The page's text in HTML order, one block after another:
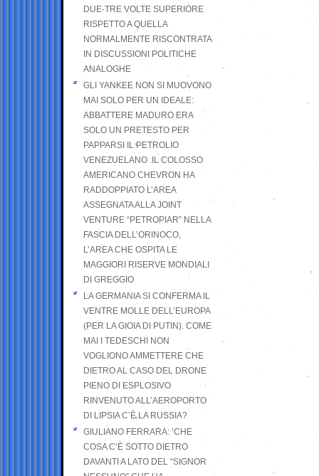
DUE-TRE VOLTE SUPERIORE
RISPETTO A QUELLA
NORMALMENTE RISCONTRATA
IN DISCUSSIONI POLITICHE
ANALOGHE
GLI YANKEE NON SI MUOVONO
MAI SOLO PER UN IDEALE:
ABBATTERE MADURO ERA
SOLO UN PRETESTO PER
PAPPARSI IL PETROLIO
VENEZUELANO .IL COLOSSO
AMERICANO CHEVRON HA
RADDOPPIATO L’AREA
ASSEGNATA ALLA JOINT
VENTURE “PETROPIAR” NELLA
FASCIA DELL’ORINOCO,
L’AREA CHE OSPITA LE
MAGGIORI RISERVE MONDIALI
DI GREGGIO
LA GERMANIA SI CONFERMA IL
VENTRE MOLLE DELL’EUROPA
(PER LA GIOIA DI PUTIN). COME
MAI I TEDESCHI NON
VOGLIONO AMMETTERE CHE
DIETRO AL CASO DEL DRONE
PIENO DI ESPLOSIVO
RINVENUTO ALL’AEROPORTO
DI LIPSIA C’È LA RUSSIA?
GIULIANO FERRARA: ’CHE
COSA C’È SOTTO DIETRO
DAVANTI A LATO DEL “SIGNOR